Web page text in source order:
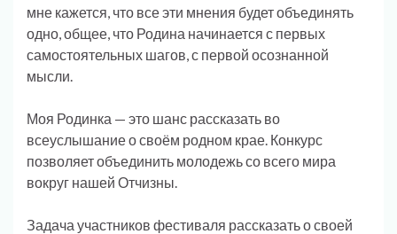
мне кажется, что все эти мнения будет объединять
одно, общее, что Родина начинается с первых
самостоятельных шагов, с первой осознанной
мысли.
Моя Родинка — это шанс рассказать во
всеуслышание о своём родном крае. Конкурс
позволяет объединить молодежь со всего мира
вокруг нашей Отчизны.
Задача участников фестиваля рассказать о своей